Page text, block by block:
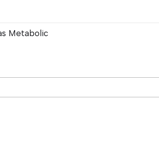
Metabolic